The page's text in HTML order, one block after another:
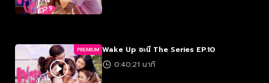
PREMIUM Wake Up ชะนี The Series EP.10
0:40:21 นาที